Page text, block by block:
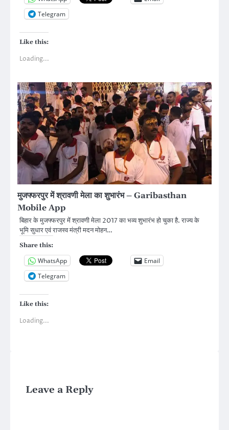
Telegram
Like this:
Loading...
मुजफ्फरपुर में श्रावणी मेला का शुभारंभ – Garibasthan
Mobile App
बिहार के मुजफ्फरपुर में श्रावणी मेला 2017 का भव्य शुभारंभ हो चुका है. राज्य के
भूमि सुधार एवं राजस्व मंत्री मदन मोहन…
Share this:
WhatsApp
Email
Telegram
Like this:
Loading...
Leave a Reply